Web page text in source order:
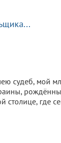
судеб, мой
столице, где